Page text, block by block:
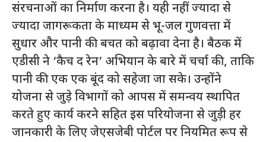
संरचनाओं का निर्माण करना है। यही नहीं ज्यादा से
ज्यादा जागरूकता के माध्यम से भू-जल गुणवत्ता में
सुधार और पानी की बचत को बढ़ावा देना है। बैठक में
एडीसी ने ‘कैच द रेन’ अभियान के बारे में चर्चा की, ताकि
पानी की एक एक बूंद को सहेजा जा सके। उन्होंने
योजना से जुड़े विभागों को आपस में समन्वय स्थापित
करते हुए कार्य करने सहित इस परियोजना से जुड़ी हर
जानकारी के लिए जेएसजेबी पोर्टल पर नियमित रूप से